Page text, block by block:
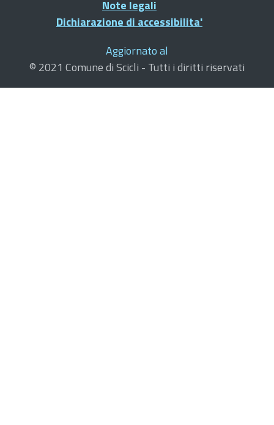
Note legali
Dichiarazione di accessibilita'
Aggiornato al
© 2021 Comune di Scicli - Tutti i diritti riservati